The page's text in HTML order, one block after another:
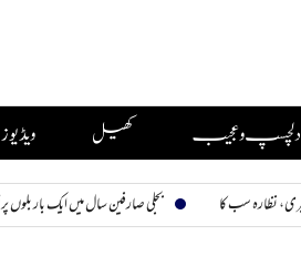
دلچسپ و عجیب کھیل ویڈیوز
بجلی صارفین سال میں ایک بار بلوں پر قسط کرا سکیں گے